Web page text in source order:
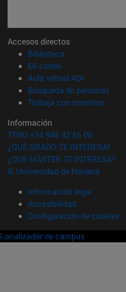
Accesos directos
Biblioteca
Mi correo(abre en nueva
Aula virtual ADI
Búsqueda de personas
Trabaja con nosotros(abre
Información
TFNO +34 948 42 56 00
¿QUÉ GRADO TE INTERESA?
¿QUÉ MÁSTER TE INTERESA?
© Universidad de Navarra
Información legal
Accesibilidad
Configuración de cookies
Localizador de campus